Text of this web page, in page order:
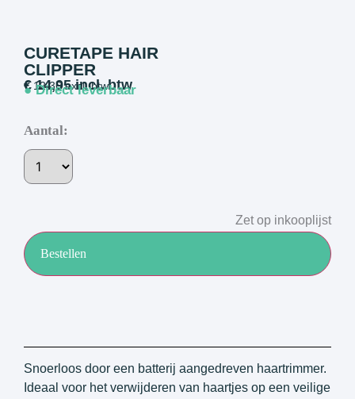
CURETAPE HAIR
CLIPPER
€14,95incl. btw
€12,36excl. btw
● Direct leverbaar
Aantal:
Bestellen
Zet op inkooplijst
Snoerloos door een batterij aangedreven haartrimmer.
Ideaal voor het verwijderen van haartjes op een veilige